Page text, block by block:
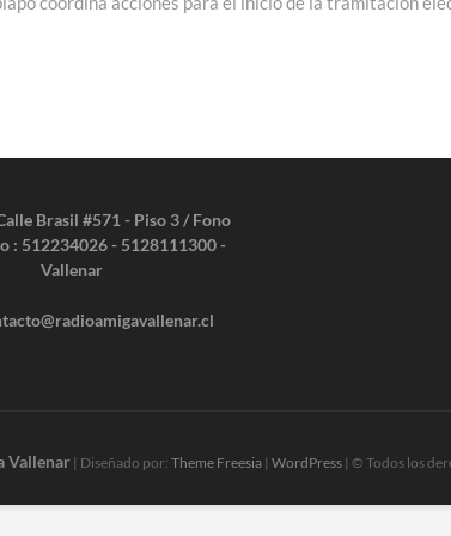
Brasil #571 - Piso 3 / Fono
: 512234026 - 5128111300 -
Vallenar
Vallenar| Diseñado por: Theme Freesia | WordPress | © Todos los